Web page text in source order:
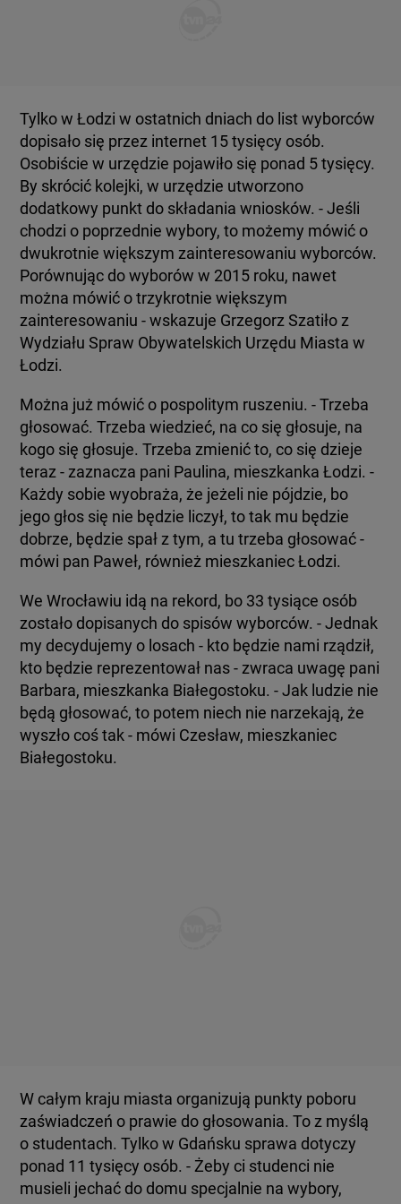
Tylko w Łodzi w ostatnich dniach do list wyborców
dopisało się przez internet 15 tysięcy osób.
Osobiście w urzędzie pojawiło się ponad 5 tysięcy.
By skrócić kolejki, w urzędzie utworzono
dodatkowy punkt do składania wniosków. - Jeśli
chodzi o poprzednie wybory, to możemy mówić o
dwukrotnie większym zainteresowaniu wyborców.
Porównując do wyborów w 2015 roku, nawet
można mówić o trzykrotnie większym
zainteresowaniu - wskazuje Grzegorz Szatiło z
Wydziału Spraw Obywatelskich Urzędu Miasta w
Łodzi.
Można już mówić o pospolitym ruszeniu. - Trzeba
głosować. Trzeba wiedzieć, na co się głosuje, na
kogo się głosuje. Trzeba zmienić to, co się dzieje
teraz - zaznacza pani Paulina, mieszkanka Łodzi. -
Każdy sobie wyobraża, że jeżeli nie pójdzie, bo
jego głos się nie będzie liczył, to tak mu będzie
dobrze, będzie spał z tym, a tu trzeba głosować -
mówi pan Paweł, również mieszkaniec Łodzi.
We Wrocławiu idą na rekord, bo 33 tysiące osób
zostało dopisanych do spisów wyborców. - Jednak
my decydujemy o losach - kto będzie nami rządził,
kto będzie reprezentował nas - zwraca uwagę pani
Barbara, mieszkanka Białegostoku. - Jak ludzie nie
będą głosować, to potem niech nie narzekają, że
wyszło coś tak - mówi Czesław, mieszkaniec
Białegostoku.
W całym kraju miasta organizują punkty poboru
zaświadczeń o prawie do głosowania. To z myślą
o studentach. Tylko w Gdańsku sprawa dotyczy
ponad 11 tysięcy osób. - Żeby ci studenci nie
musieli jechać do domu specjalnie na wybory,